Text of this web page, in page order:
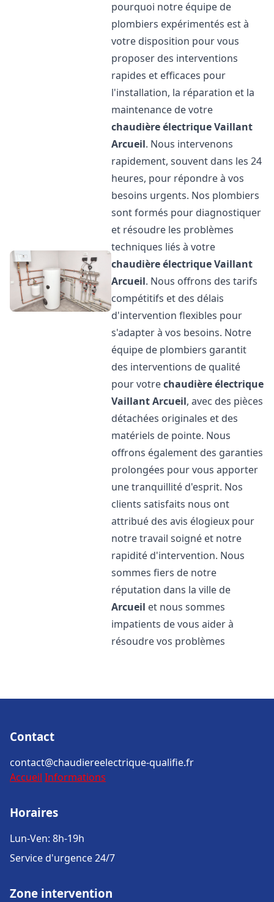
pourquoi notre équipe de
plombiers expérimentés est à
votre disposition pour vous
proposer des interventions
rapides et efficaces pour
l'installation, la réparation et la
maintenance de votre
chaudière électrique Vaillant
Arcueil. Nous intervenons
rapidement, souvent dans les 24
heures, pour répondre à vos
besoins urgents. Nos plombiers
sont formés pour diagnostiquer
et résoudre les problèmes
techniques liés à votre
chaudière électrique Vaillant
Arcueil. Nous offrons des tarifs
compétitifs et des délais
d'intervention flexibles pour
s'adapter à vos besoins. Notre
équipe de plombiers garantit
des interventions de qualité
pour votrechaudière électrique
VaillantArcueil, avec des pièces
détachées originales et des
matériels de pointe. Nous
offrons également des garanties
prolongées pour vous apporter
une tranquillité d'esprit. Nos
clients satisfaits nous ont
attribué des avis élogieux pour
notre travail soigné et notre
rapidité d'intervention. Nous
sommes fiers de notre
réputation dans la ville de
Arcueil et nous sommes
impatients de vous aider à
résoudre vos problèmes
Contact
contact@chaudiereelectrique-qualifie.fr
Accueil Informations
Horaires
Lun-Ven: 8h-19h
Service d'urgence 24/7
Zone intervention